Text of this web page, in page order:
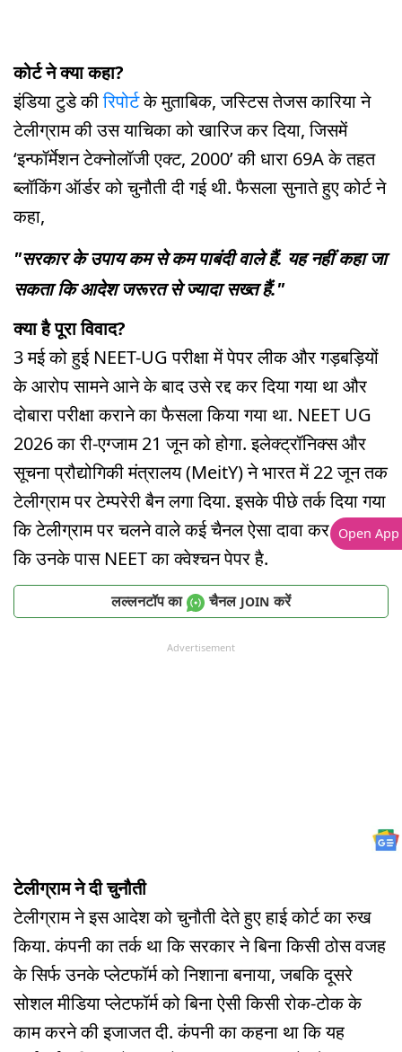
कोर्ट ने क्या कहा?
इंडिया टुडे कीरिपोर्टके मुताबिक, जस्टिस तेजस कारिया ने
टेलीग्राम की उस याचिका को खारिज कर दिया, जिसमें
‘इन्फॉर्मेशन टेक्नोलॉजी एक्ट, 2000’ की धारा 69A के तहत
ब्लॉकिंग ऑर्डर को चुनौती दी गई थी. फैसला सुनाते हुए कोर्ट ने
कहा,
"सरकार के उपाय कम से कम पाबंदी वाले हैं. यह नहीं कहा जा
सकता कि आदेश जरूरत से ज्यादा सख्त हैं."
क्या है पूरा विवाद?
3 मई को हुई NEET-UG परीक्षा में पेपर लीक और गड़बड़ियों
के आरोप सामने आने के बाद उसे रद्द कर दिया गया था और
दोबारा परीक्षा कराने का फैसला किया गया था. NEET UG
2026 का री-एग्जाम 21 जून को होगा. इलेक्ट्रॉनिक्स और
सूचना प्रौद्योगिकी मंत्रालय (MeitY) ने भारत में 22 जून तक
टेलीग्राम पर टेम्परेरी बैन लगा दिया. इसके पीछे तर्क दिया गया
कि टेलीग्राम पर चलने वाले कई चैनल ऐसा दावा कर रहे थे
कि उनके पास NEET का क्वेश्चन पेपर है.
लल्लनटॉप का चैनल JOIN करें
Advertisement
टेलीग्राम ने दी चुनौती
टेलीग्राम ने इस आदेश को चुनौती देते हुए हाई कोर्ट का रुख
किया. कंपनी का तर्क था कि सरकार ने बिना किसी ठोस वजह
के सिर्फ उनके प्लेटफॉर्म को निशाना बनाया, जबकि दूसरे
सोशल मीडिया प्लेटफॉर्म को बिना ऐसी किसी रोक-टोक के
काम करने की इजाजत दी. कंपनी का कहना था कि यह
Open App